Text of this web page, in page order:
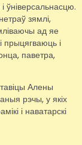
ўніверсальнасцю.
зямлі,
ад яе
прыцягваюць і
паветра,
Алены
рэчы, у якіх
і наватарскі